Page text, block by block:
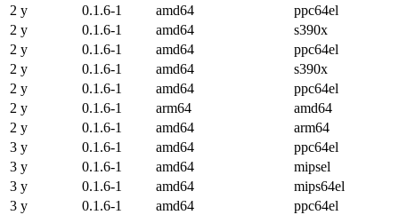
2 y
0.1.6-1 amd64
ppc64el
2 y
0.1.6-1 amd64
s390x
2 y
0.1.6-1 amd64
ppc64el
2 y
0.1.6-1 amd64
s390x
2 y
0.1.6-1 amd64
ppc64el
2 y
0.1.6-1 arm64
amd64
2 y
0.1.6-1 amd64
arm64
3 y
0.1.6-1 amd64
ppc64el
3 y
0.1.6-1 amd64
mipsel
3 y
0.1.6-1 amd64
mips64el
3 y
0.1.6-1 amd64
ppc64el